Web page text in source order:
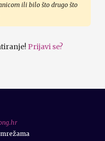
ili bilo što drugo što
Prijavi se?